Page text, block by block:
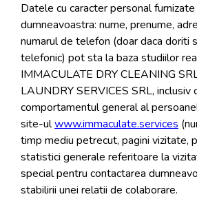
Datele cu caracter personal
dumneavoastra: nume, prenume,
numarul de telefon (doar daca doriti
telefonic) pot sta la baza studiilor
IMMACULATE DRY CLEANING
LAUNDRY SERVICES SRL, inclusiv
comportamentul general al
site-ulwww.immaculate.services
timp mediu petrecut, pagini vizitate,
statistici generale referitoare la
special pentru contactarea
stabilirii unei relatii de colaborare.